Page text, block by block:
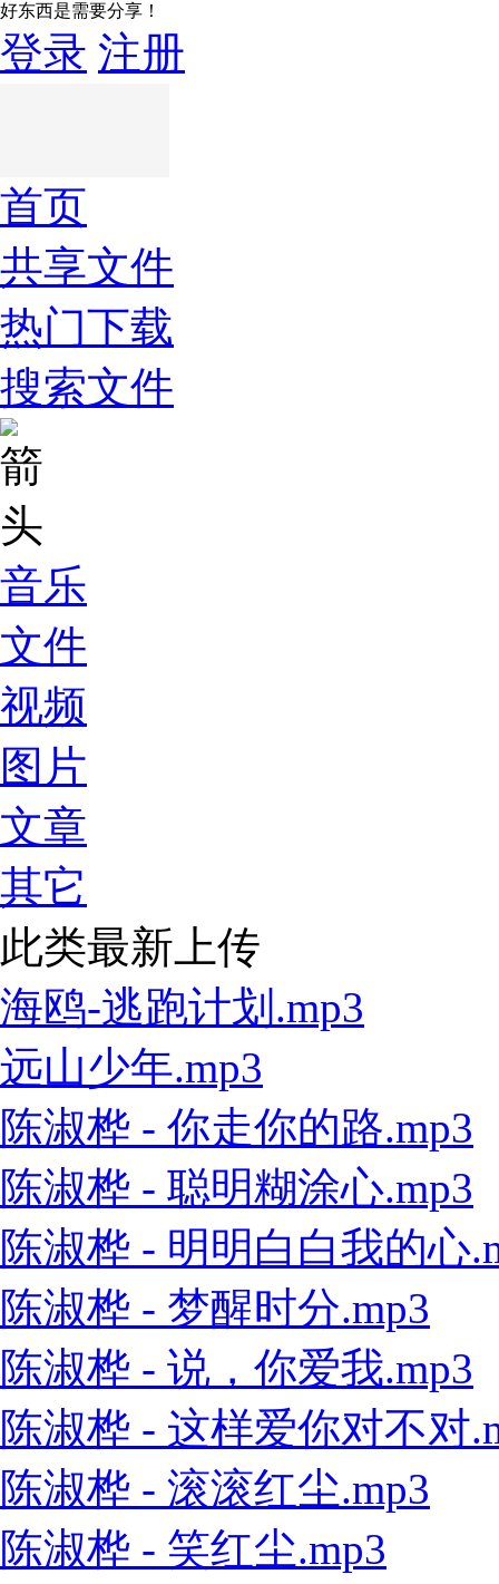
好东西是需要分享！
登录 注册
首页
共享文件
热门下载
搜索文件
音乐
文件
视频
图片
文章
其它
此类最新上传
海鸥-逃跑计划.mp3
远山少年.mp3
陈淑桦 - 你走你的路.mp3
陈淑桦 - 聪明糊涂心.mp3
陈淑桦 - 明明白白我的心
陈淑桦 - 梦醒时分.mp3
陈淑桦 - 说，你爱我.mp3
陈淑桦 - 这样爱你对不对
陈淑桦 - 滚滚红尘.mp3
陈淑桦 - 笑红尘.mp3